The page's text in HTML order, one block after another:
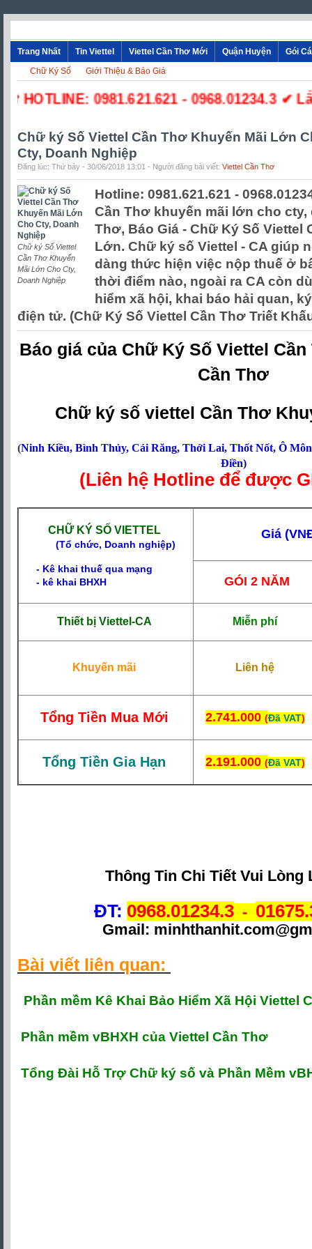
Trang Nhất Tin Viettel Viettel Cần Thơ Mới Quận Huyện
Gói
Chữ Ký Số
Giới Thiệu & Báo Giá
HOTLINE: 0981.621.621 - 0968.01234.3 ✔
Chữ ký Số Viettel Cần Thơ Khuyến Mãi Lớn
Cty, Doanh Nghiệp
Đăng lúc: Thứ bảy - 30/06/2018 13:01 - Người đăng bài viết: Viettel Cần Thơ
Chữ ký Số Viettel
Cần Thơ Khuyến
Mãi Lớn Cho Cty,
Doanh Nghiệp
Hotline: 0981.621.621 -
Cần Thơ khuyến mãi lớn cho cty,
Thơ, Báo Giá - Chữ Ký Số Viettel
Lớn. Chữ ký số Viettel - CA giúp
dàng thức hiện việc nộp thuế ở
thời điểm nào, ngoài ra CA còn
hiểm xã hội, khai báo hải quan,
điện tử. (Chữ Ký Số Viettel Cần Thơ Triết
Báo giá của Chữ Ký Số Viettel
Cần Thơ
Chữ ký số viettel Cần Thơ
(Ninh Kiều, Bình Thủy, Cái Răng, Thới Lai, Thốt Nốt, Ô Môn
Điền)
(Liên hệ Hotline để được
CHỮ KÝ SỐ VIETTEL
(Tổ chức, Doanh nghiệp)
- Kê khai thuế qua mạng
- kê khai BHXH
Giá
GÓI 2 NĂM
Thiết bị Viettel-CA Miễn phí
Khuyến mãi Liên hệ
Tổng Tiền Mua Mới 2.741.000 (Đã VAT)
Tổng Tiền Gia Hạn 2.191.000 (Đã VAT)
Thông Tin Chi Tiết Vui Lòng
ĐT: 0968.01234.3 -
Gmail:
Bài viết liên quan:
Phần mềm Kê Khai Bảo Hiểm Xã Hội Viettel
Phần mềm vBHXH của Viettel Cần Thơ
Tổng Đài Hỗ Trợ Chữ ký số và Phần Mềm